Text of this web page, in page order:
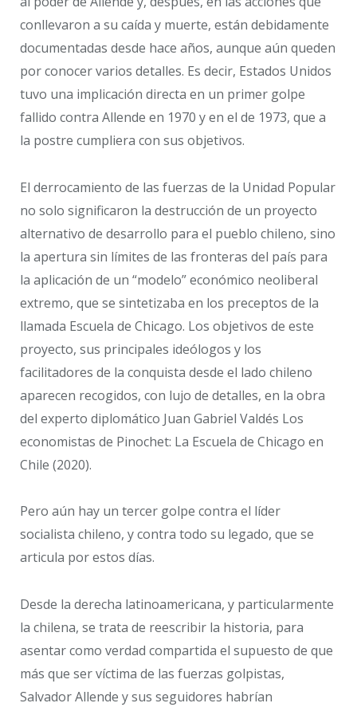
conllevaron a su caída y muerte, están debidamente
documentadas desde hace años, aunque aún queden
por conocer varios detalles. Es decir, Estados Unidos
tuvo una implicación directa en un primer golpe
fallido contra Allende en 1970 y en el de 1973, que a
la postre cumpliera con sus objetivos.
El derrocamiento de las fuerzas de la Unidad Popular
no solo significaron la destrucción de un proyecto
alternativo de desarrollo para el pueblo chileno, sino
la apertura sin límites de las fronteras del país para
la aplicación de un “modelo” económico neoliberal
extremo, que se sintetizaba en los preceptos de la
llamada Escuela de Chicago. Los objetivos de este
proyecto, sus principales ideólogos y los
facilitadores de la conquista desde el lado chileno
aparecen recogidos, con lujo de detalles, en la obra
del experto diplomático Juan Gabriel Valdés Los
economistas de Pinochet: La Escuela de Chicago en
Chile (2020).
Pero aún hay un tercer golpe contra el líder
socialista chileno, y contra todo su legado, que se
articula por estos días.
Desde la derecha latinoamericana, y particularmente
la chilena, se trata de reescribir la historia, para
asentar como verdad compartida el supuesto de que
más que ser víctima de las fuerzas golpistas,
Salvador Allende y sus seguidores habrían